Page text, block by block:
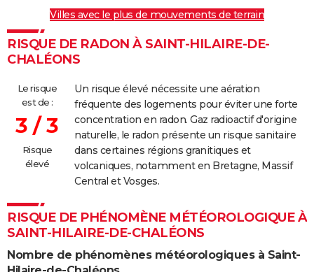
Villes avec le plus de mouvements de terrain
RISQUE DE RADON À SAINT-HILAIRE-DE-
CHALÉONS
Le risque
est de :
3 / 3
Risque
élevé
Un risque élevé nécessite une aération
fréquente des logements pour éviter une forte
concentration en radon. Gaz radioactif d'origine
naturelle, le radon présente un risque sanitaire
dans certaines régions granitiques et
volcaniques, notamment en Bretagne, Massif
Central et Vosges.
RISQUE DE PHÉNOMÈNE MÉTÉOROLOGIQUE À
SAINT-HILAIRE-DE-CHALÉONS
Nombre de phénomènes météorologiques à Saint-